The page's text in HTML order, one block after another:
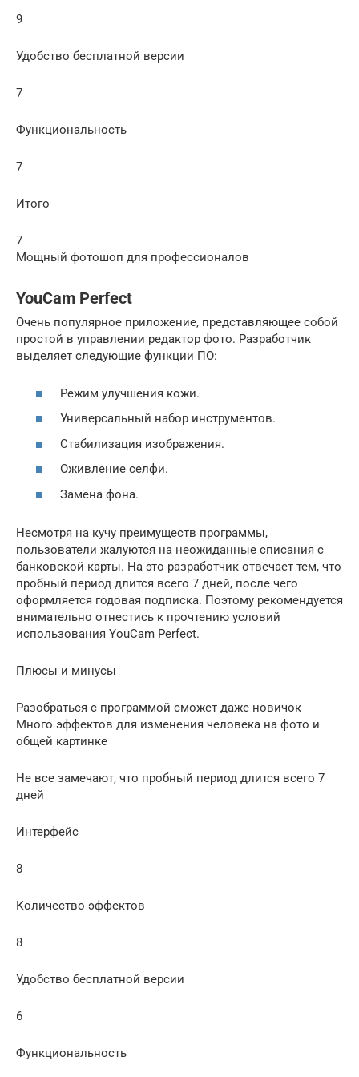
9
Удобство бесплатной версии
7
Функциональность
7
Итого
7
Мощный фотошоп для профессионалов
YouCam Perfect
Очень популярное приложение, представляющее собой
простой в управлении редактор фото. Разработчик
выделяет следующие функции ПО:
Режим улучшения кожи.
Универсальный набор инструментов.
Стабилизация изображения.
Оживление селфи.
Замена фона.
Несмотря на кучу преимуществ программы,
пользователи жалуются на неожиданные списания с
банковской карты. На это разработчик отвечает тем, что
пробный период длится всего 7 дней, после чего
оформляется годовая подписка. Поэтому рекомендуется
внимательно отнестись к прочтению условий
использования YouCam Perfect.
Плюсы и минусы
Разобраться с программой сможет даже новичок
Много эффектов для изменения человека на фото и
общей картинке
Не все замечают, что пробный период длится всего 7
дней
Интерфейс
8
Количество эффектов
8
Удобство бесплатной версии
6
Функциональность